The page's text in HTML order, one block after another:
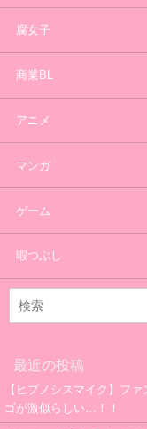
腐女子
商業BL
アニメ
マンガ
ゲーム
暇つぶし
最近の投稿
【ヒプノシスマイク】フ
ゴが激似らしい…！！